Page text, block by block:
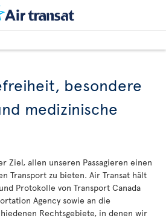
besondere
medizinische
Ziel, allen unseren Passagieren einen
Transport zu bieten. Air Transat hält
Protokolle von Transport Canada
Agency sowie an die
Rechtsgebiete, in denen wir